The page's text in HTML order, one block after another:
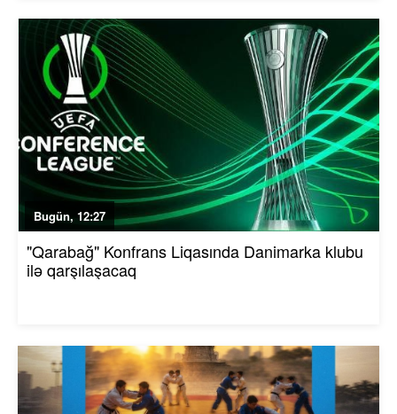
Bugün, 12:27
"Qarabağ" Konfrans Liqasında Danimarka klubu
ilə qarşılaşacaq